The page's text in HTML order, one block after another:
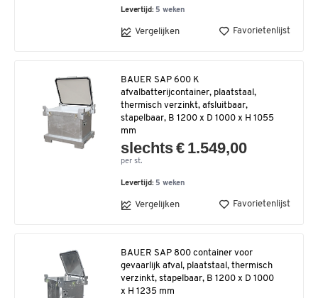
Levertijd: 5 weken
Vergelijken Favorietenlijst
BAUER SAP 600 K
afvalbatterijcontainer, plaatstaal,
thermisch verzinkt, afsluitbaar,
stapelbaar, B 1200 x D 1000 x H 1055
mm
slechts € 1.549,00
per st.
Levertijd: 5 weken
Vergelijken Favorietenlijst
BAUER SAP 800 container voor
gevaarlijk afval, plaatstaal, thermisch
verzinkt, stapelbaar, B 1200 x D 1000
x H 1235 mm